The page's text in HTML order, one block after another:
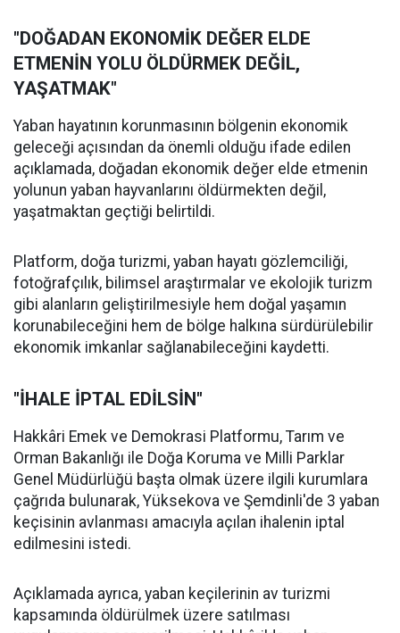
"DOĞADAN EKONOMİK DEĞER ELDE
ETMENİN YOLU ÖLDÜRMEK DEĞİL,
YAŞATMAK"
Yaban hayatının korunmasının bölgenin ekonomik
geleceği açısından da önemli olduğu ifade edilen
açıklamada, doğadan ekonomik değer elde etmenin
yolunun yaban hayvanlarını öldürmekten değil,
yaşatmaktan geçtiği belirtildi.
Platform, doğa turizmi, yaban hayatı gözlemciliği,
fotoğrafçılık, bilimsel araştırmalar ve ekolojik turizm
gibi alanların geliştirilmesiyle hem doğal yaşamın
korunabileceğini hem de bölge halkına sürdürülebilir
ekonomik imkanlar sağlanabileceğini kaydetti.
"İHALE İPTAL EDİLSİN"
Hakkâri Emek ve Demokrasi Platformu, Tarım ve
Orman Bakanlığı ile Doğa Koruma ve Milli Parklar
Genel Müdürlüğü başta olmak üzere ilgili kurumlara
çağrıda bulunarak, Yüksekova ve Şemdinli'de 3 yaban
keçisinin avlanması amacıyla açılan ihalenin iptal
edilmesini istedi.
Açıklamada ayrıca, yaban keçilerinin av turizmi
kapsamında öldürülmek üzere satılması